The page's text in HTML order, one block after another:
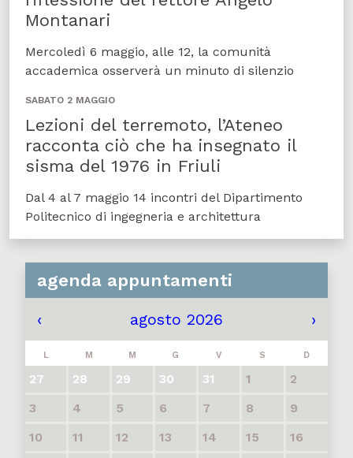
Montanari
Mercoledì 6 maggio, alle 12, la comunità
accademica osserverà un minuto di silenzio
SABATO 2 MAGGIO
Lezioni del terremoto, l’Ateneo
racconta ciò che ha insegnato il
sisma del 1976 in Friuli
Dal 4 al 7 maggio 14 incontri del Dipartimento
Politecnico di ingegneria e architettura
agenda appuntamenti
‹ agosto 2026 ›
L M M G V S D
27 28 29 30 31 1
2
3
4 5 6 7 8
9
10
11 12 13 14 15
16